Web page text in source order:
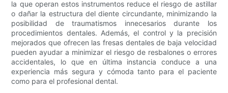
la que operan estos instrumentos reduce el riesgo de astillar
o dañar la estructura del diente circundante, minimizando la
posibilidad de traumatismos innecesarios durante los
procedimientos dentales. Además, el control y la precisión
mejorados que ofrecen las fresas dentales de baja velocidad
pueden ayudar a minimizar el riesgo de resbalones o errores
accidentales, lo que en última instancia conduce a una
experiencia más segura y cómoda tanto para el paciente
como para el profesional dental.